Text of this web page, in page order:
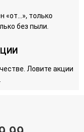
«от…», только
без пыли.
Ловите акции